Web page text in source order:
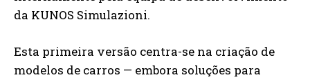
da KUNOS Simulazioni.
Esta primeira versão centra-se na criação de
modelos de carros — embora soluções para